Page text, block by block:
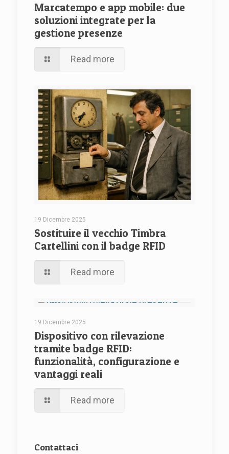
Marcatempo e app mobile: due
soluzioni integrate per la
gestione presenze
Read more
19 Dicembre 2025
Sostituire il vecchio Timbra
Cartellini con il badge RFID
Read more
19 Dicembre 2025
Dispositivo con rilevazione
tramite badge RFID:
funzionalità, configurazione e
vantaggi reali
Read more
Contattaci